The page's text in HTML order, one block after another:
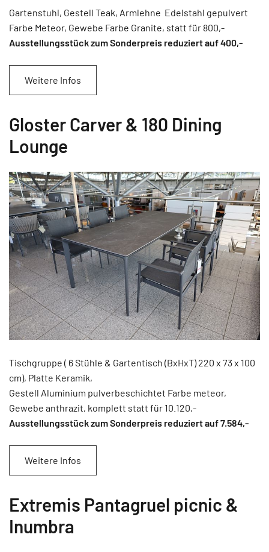
Gartenstuhl, Gestell Teak, Armlehne Edelstahl gepulvert
Farbe Meteor, Gewebe Farbe Granite, statt für 800,-
Ausstellungsstück zum Sonderpreis reduziert auf 400,-
Weitere Infos
Gloster Carver & 180 Dining
Lounge
Tischgruppe ( 6 Stühle & Gartentisch (BxHxT) 220 x 73 x 100
cm), Platte Keramik,
Gestell Aluminium pulverbeschichtet Farbe meteor,
Gewebe anthrazit, komplett statt für 10.120,-
Ausstellungsstück zum Sonderpreis reduziert auf 7.584,-
Weitere Infos
Extremis Pantagruel picnic &
Inumbra